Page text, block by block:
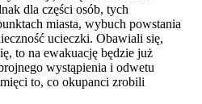
dla części osób, tych
miasta, wybuch powstania
ucieczki. Obawiali się,
to na ewakuację będzie już
wystąpienia i odwetu
to, co okupanci zrobili